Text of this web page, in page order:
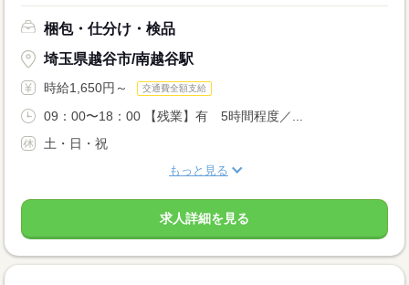
梱包・仕分け・検品
埼玉県越谷市/南越谷駅
時給1,650円～ 交通費全額支給
09：00〜18：00 【残業】有 5時間程度／...
土・日・祝
もっと見る
求人詳細を見る